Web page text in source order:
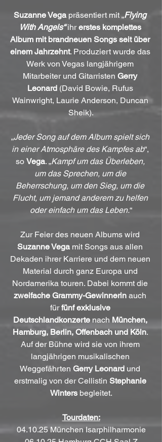
Suzanne Vega präsentiert mit „Flying
With Angels“ ihr erstes komplettes
Album mit brandneuen Songs seit über
einem Jahrzehnt. Produziert wurde das
Werk von Vegas langjährigem
Mitarbeiter und Gitarristen Gerry
Leonard (David Bowie, Rufus
Wainwright, Laurie Anderson, Duncan
Sheik).
„Jeder Song auf dem Album spielt sich
in einer Atmosphäre des Kampfes ab“,
so Vega. „Kampf um das Überleben,
um das Sprechen, um die
Beherrschung, um den Sieg, um die
Flucht, um jemand anderem zu helfen
oder einfach um das Leben.“
Zur Feier des neuen Albums wird
Suzanne Vega mit Songs aus allen
Dekaden ihrer Karriere und dem neuen
Material durch ganz Europa und
Nordamerika touren. Dabei kommt die
zweifache Grammy-Gewinnerin auch
für fünf exklusive
Deutschlandkonzerte nach München,
Hamburg, Berlin, Offenbach und Köln.
Auf der Bühne wird sie von ihrem
langjährigen musikalischen
Weggefährten Gerry Leonard und
erstmalig von der Cellistin Stephanie
Winters begleitet.
Tourdaten:
04.10.25 München Isarphilharmonie